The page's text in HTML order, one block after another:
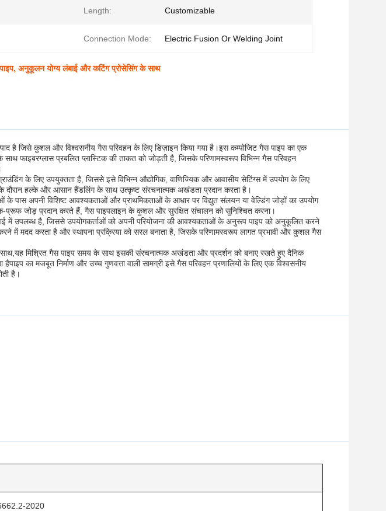
Length: Customizable
Connection Mode: Electric Fusion Or Welding Joint
अनुकूलन योग्य लंबाई और कटिंग प्रोसेसिंग के साथ
है जिसे कुशल और विश्वसनीय गैस परिवहन के लिए डिज़ाइन किया गया है।इस कम्पोजिट गैस पाइप का एक
साथ फाइबरग्लास प्रबलित प्लास्टिक की ताकत को जोड़ती है, जिसके परिणामस्वरूप विभिन्न गैस परिवहन
के लिए उपयुक्तता है, जिससे इसे विभिन्न औद्योगिक, वाणिज्यिक और आवासीय सेटिंग्स में उपयोग के लिए
के दौरान हल्के और आसान हैंडलिंग के साथ उत्कृष्ट संरचनात्मक अखंडता प्रदान करता है।
के पास अपनी विशिष्ट आवश्यकताओं और प्राथमिकताओं के आधार पर विद्युत संलयन या वेल्डिंग जोड़ों का उपयोग
प्रूफ जोड़ प्रदान करते हैं, गैस पाइपलाइन के कुशल और सुरक्षित संचालन को सुनिश्चित करना।
में उपलब्ध है, जिससे उपयोगकर्ताओं को अपनी परियोजना की आवश्यकताओं के अनुरूप पाइप को अनुकूलित करने
में मदद करता है और स्थापना प्रक्रिया को सरल बनाता है, जिसके परिणामस्वरूप लागत प्रभावी और कुशल गैस
मिश्रित गैस पाइप समय के साथ इसकी संरचनात्मक अखंडता और प्रदर्शन को बनाए रखते हुए दैनिक
का मजबूत निर्माण और उच्च गुणवत्ता वाली सामग्री इसे गैस परिवहन प्रणालियों के लिए एक विश्वसनीय
है।
2020